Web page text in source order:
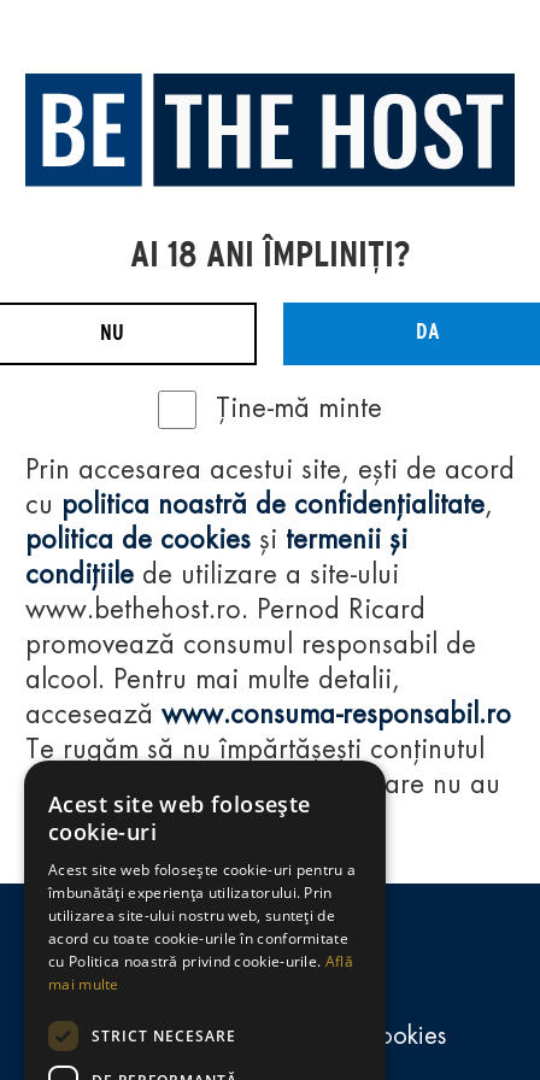
Regulamente
consumă-responsabil.ro
Politica de confidențialitate și cookies
AI 18 ANI ÎMPLINIȚI?
NU DA
Ține-mă minte
Prin accesarea acestui site, ești de acord
cu politica noastră de confidențialitate,
politica de cookies și termenii și
condițiile de utilizare a site-ului
www.bethehost.ro. Pernod Ricard
promovează consumul responsabil de
alcool. Pentru mai multe detalii,
accesează www.consuma-responsabil.ro
Te rugăm să nu împărtășești conținutul
acestui website cu persoane care nu au
împlinit vârsta de 18 ani.
Acest site web folosește
cookie-uri
Acest site web folosește cookie-uri pentru a
îmbunătăți experiența utilizatorului. Prin
utilizarea site-ului nostru web, sunteți de
acord cu toate cookie-urile în conformitate
cu Politica noastră privind cookie-urile. Află
mai multe
STRICT NECESARE